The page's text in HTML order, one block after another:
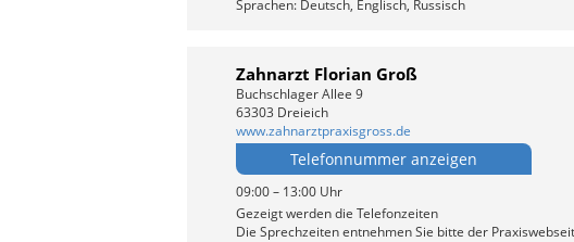
Sprachen: Deutsch, Englisch, Russisch
Zahnarzt Florian Groß
Buchschlager Allee 9
63303 Dreieich
www.zahnarztpraxisgross.de
Telefonnummer anzeigen
09:00 – 13:00 Uhr
Gezeigt werden die Telefonzeiten
Die Sprechzeiten entnehmen Sie bitte der